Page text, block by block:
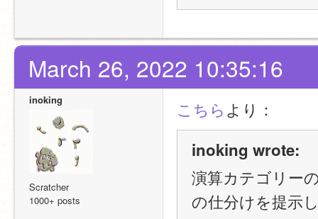
March 26, 2022 10:35:16
inoking
Scratcher
1000+ posts
こちら より：
inoking wrote:
演算カテゴリー
の仕分けを提示